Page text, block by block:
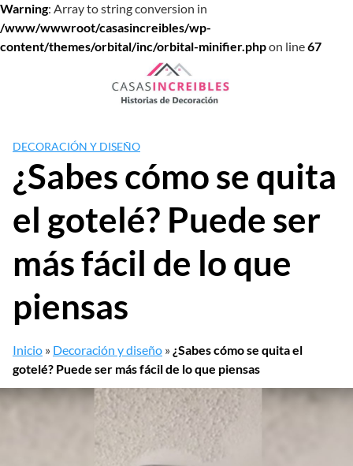
Warning: Array to string conversion in
/www/wwwroot/casasincreibles/wp-
content/themes/orbital/inc/orbital-minifier.phpon line67
DECORACIÓN Y DISEÑO
¿Sabes cómo se quita
el gotelé? Puede ser
más fácil de lo que
piensas
Inicio » Decoración y diseño » ¿Sabes cómo se quita el
gotelé? Puede ser más fácil de lo que piensas